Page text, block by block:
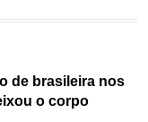
de brasileira nos
o corpo